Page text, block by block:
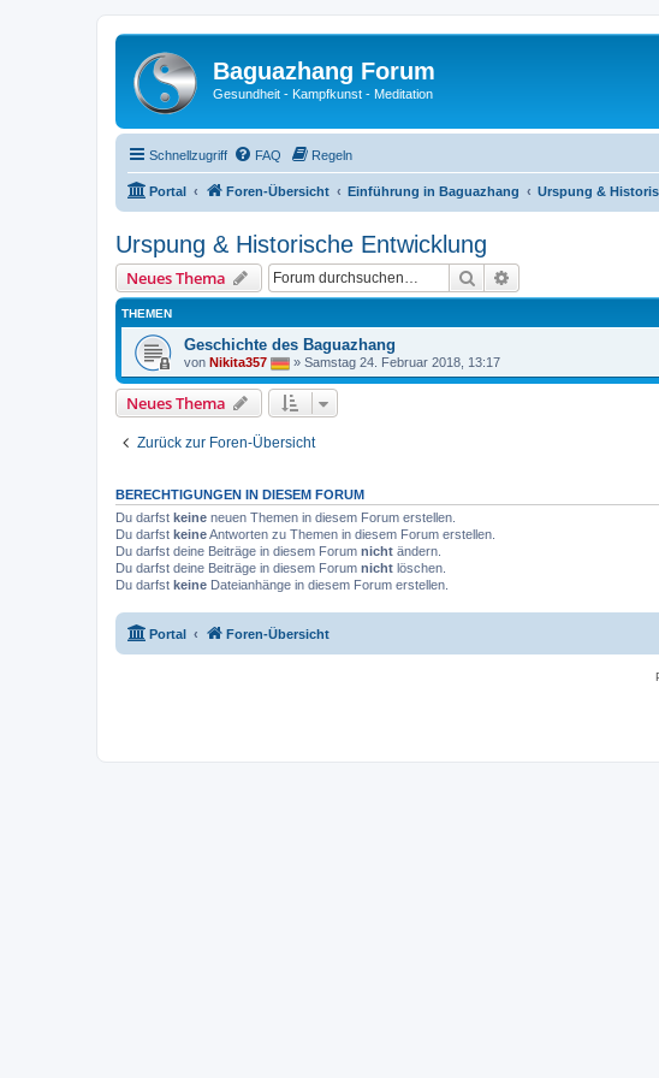
Baguazhang Forum
Gesundheit - Kampfkunst - Meditation
Schnellzugriff FAQ Regeln
Portal Foren-Übersicht Einführung in Baguazhang Urspung &
Urspung & Historische Entwicklung
Neues Thema Suche
THEMEN
Geschichte des Baguazhang
von Nikita357 » Samstag 24. Februar 2018, 13:17
Neues Thema
Zurück zur Foren-Übersicht
BERECHTIGUNGEN IN DIESEM FORUM
Du darfst keine neuen Themen in diesem Forum erstellen.
Du darfst keineAntworten zu Themen in diesem Forum erstellen.
Du darfst deine Beiträge in diesem Forum nicht ändern.
Du darfst deine Beiträge in diesem Forum nicht löschen.
Du darfst keine Dateianhänge in diesem Forum erstellen.
Portal Foren-Übersicht